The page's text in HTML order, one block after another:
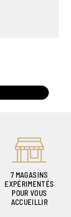
7 MAGASINS
EXPÉRIMENTÉS
POUR VOUS
ACCUEILLIR